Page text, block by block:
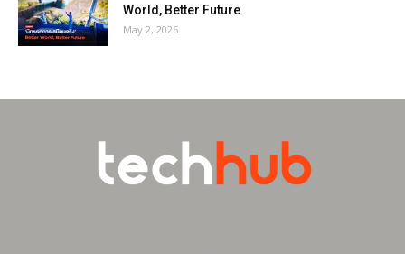
World, Better Future
May 2, 2026